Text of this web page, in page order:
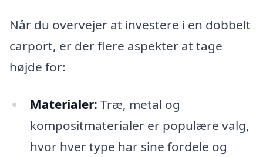
Når du overvejer at investere i en dobbelt
carport, er der flere aspekter at tage
højde for:
Materialer: Træ, metal og
kompositmaterialer er populære valg,
hvor hver type har sine fordele og